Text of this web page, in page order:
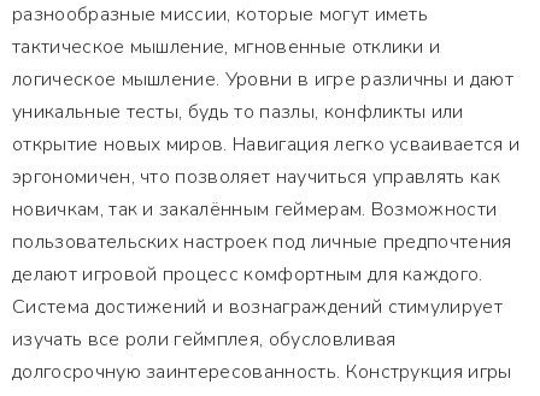
разнообразные миссии, которые могут иметь
тактическое мышление, мгновенные отклики и
логическое мышление. Уровни в игре различны и дают
уникальные тесты, будь то пазлы, конфликты или
открытие новых миров. Навигация легко усваивается и
эргономичен, что позволяет научиться управлять как
новичкам, так и закалённым геймерам. Возможности
пользовательских настроек под личные предпочтения
делают игровой процесс комфортным для каждого.
Система достижений и вознаграждений стимулирует
изучать все роли геймплея, обусловливая
долгосрочную заинтересованность. Конструкция игры